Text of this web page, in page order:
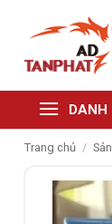
content
DANH
Trang chủ /